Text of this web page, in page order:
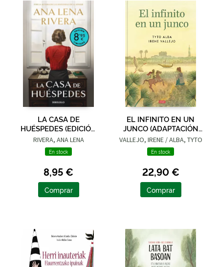
LA CASA DE
HUÉSPEDES (EDICIÓN
LIMITADA · VERANO)
RIVERA, ANA LENA
En stock
8,95 €
Comprar
EL INFINITO EN UN
JUNCO (ADAPTACIÓN
GRÁFICA)
VALLEJO, IRENE / ALBA, TYTO
En stock
22,90 €
Comprar